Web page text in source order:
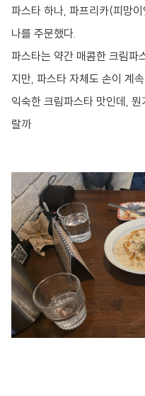
파스타 하나, 파프리카(피망
나를 주문했다.
파스타는 약간 매콤한 크림파
지만, 파스타 자체도 손이 계
익숙한 크림파스타 맛인데,
랄까